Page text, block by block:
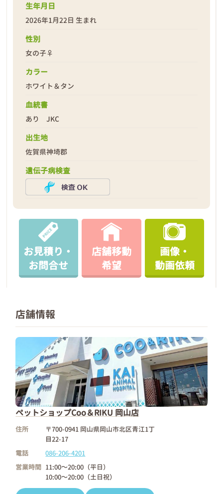
❮
生年月日
2026年1月22日 生まれ
性別
女の子♀
カラー
ホワイト＆タン
血統書
あり JKC
出生地
佐賀県神埼郡
遺伝子病検査
お見積り・
お問合せ
店舗移動
希望
画像・
動画依頼
店舗情報
ペットショップCoo＆RIKU 岡山店
住所
〒700-0941 岡山県岡山市北区青江1丁
目22-17
電話
086-206-4201
営業時間 11:00～20:00（平日）
10:00～20:00（土日祝）